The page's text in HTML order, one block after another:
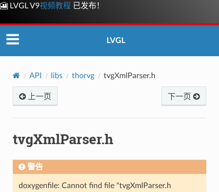
🎦 LVGL V9视频教程 已发布！
LVGL
API libs thorvg tvgXmlParser.h
上一页 下一页
tvgXmlParser.h
警告
doxygenfile: Cannot find file "tvgXmlParser.h